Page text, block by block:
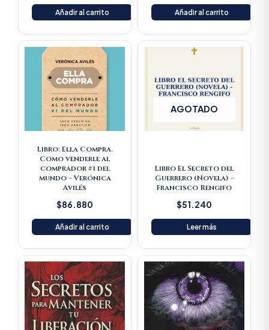
Añadir al carrito Añadir al carrito
Libro: Ella Compra.
Como venderle al
comprador #1 del
mundo – Verónica
Avilés
$86.880
Añadir al carrito
AGOTADO
Libro El Secreto del
Guerrero (Novela) –
Francisco Rengifo
$51.240
Leer más